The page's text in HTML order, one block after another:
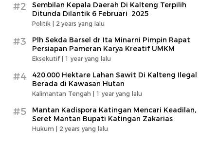
#2
Sembilan Kepala Daerah Di Kalteng Terpilih
Ditunda Dilantik 6 Februari 2025
Politik | 2 years yang lalu
#3
Plh Sekda Barsel dr Ita Minarni Pimpin Rapat
Persiapan Pameran Karya Kreatif UMKM
Eksekutif | 1 year yang lalu
#4
420.000 Hektare Lahan Sawit Di Kalteng Ilegal
Berada di Kawasan Hutan
Kalimantan Tengah | 1 year yang lalu
#5
Mantan Kadispora Katingan Mencari Keadilan,
Seret Mantan Bupati Katingan Zakarias
Hukum | 2 years yang lalu